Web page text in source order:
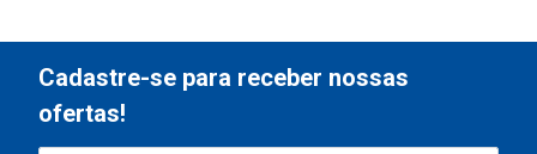
Cadastre-se para receber nossas
ofertas!